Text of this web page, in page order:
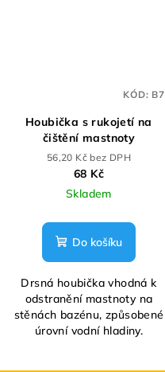
Houbička s rukojetí na
čištění mastnoty
56,20 Kč bez DPH
68 Kč
Skladem
Do košíku
Drsná houbička vhodná k
odstranění mastnoty na
stěnách bazénu, způsobené
úrovní vodní hladiny.
KÓD: B7